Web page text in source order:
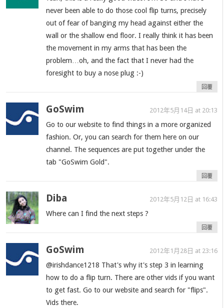
never been able to do those cool flip turns, precisely
out of fear of banging my head against either the
wall or the shallow end floor. I really think it has been
the movement in my arms that has been the
problem…oh, and the fact that I never had the
foresight to buy a nose plug :-)
回覆
GoSwim 2012年5月14日 at 20:13
Go to our website to find things in a more organized
fashion. Or, you can search for them here on our
channel. The sequences are put together under the
tab "GoSwim Gold".
回覆
Diba 2012年5月12日 at 16:43
Where can I find the next steps ?
回覆
GoSwim 2012年1月28日 at 23:16
@irishdance1218 That's why it's step 3 in learning
how to do a flip turn. There are other vids if you want
to get fast. Go to our website and search for "flips".
Vids there.